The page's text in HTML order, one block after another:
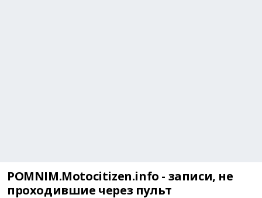
POMNIM.Motocitizen.info - записи, не
проходившие через пульт